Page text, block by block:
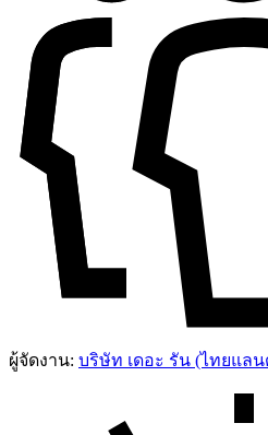
ผู้จัดงาน: บริษัท เดอะ รัน (ไทยแล